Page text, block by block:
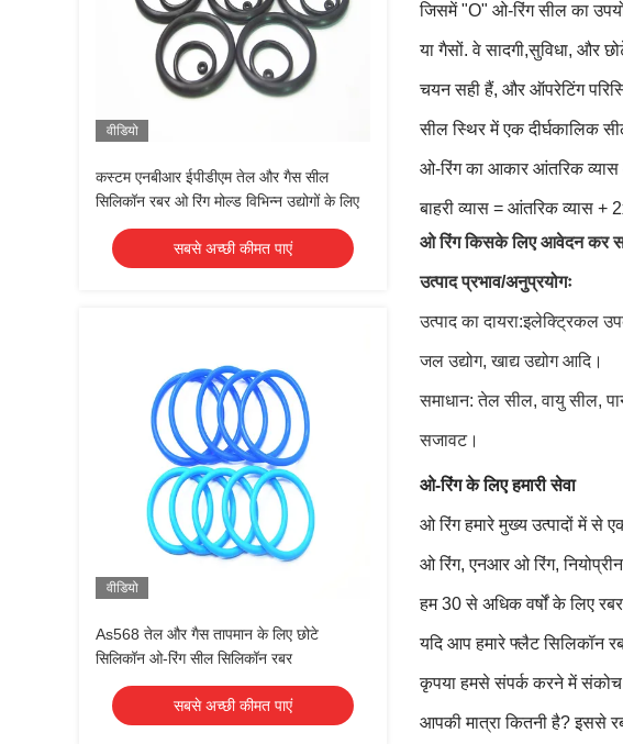
वीडियो
कस्टम एनबीआर ईपीडीएम तेल और गैस सील
सिलिकॉन रबर ओ रिंग मोल्ड विभिन्न उद्योगों के लिए
सबसे अच्छी कीमत पाएं
वीडियो
As568 तेल और गैस तापमान के लिए छोटे
सिलिकॉन ओ-रिंग सील सिलिकॉन रबर
सबसे अच्छी कीमत पाएं
जिसमें "O" ओ-रिंग सील का
या गैसों. वे सादगी,सुविधा, और
चयन सही हैं, और ऑपरेटिंग
सील स्थिर में एक दीर्घकालिक
ओ-रिंग का आकार आंतरिक व्यास
बाहरी व्यास = आंतरिक व्यास
ओ रिंग किसके लिए आवेदन कर
उत्पाद प्रभाव/अनुप्रयोगः
उत्पाद का दायरा:इलेक्ट्रिकल
जल उद्योग, खाद्य उद्योग आदि।
समाधान: तेल सील, वायु सील,
सजावट।
ओ-रिंग के लिए हमारी सेवा
ओ रिंग हमारे मुख्य उत्पादों में से
ओ रिंग, एनआर ओ रिंग,
हम 30 से अधिक वर्षों के लिए
यदि आप हमारे फ्लैट सिलिकॉन
कृपया हमसे संपर्क करने में
आपकी मात्रा कितनी है? इससे